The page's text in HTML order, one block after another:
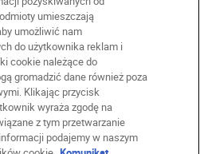
prywatności
Nikon Store
plików cookie
umieszczają
umożliwić nam
do użytkownika reklam i
cookie należące do
gromadzić dane również poza
Klikając przycisk
wyraża zgodę na
z tym przetwarzanie
podajemy w naszym